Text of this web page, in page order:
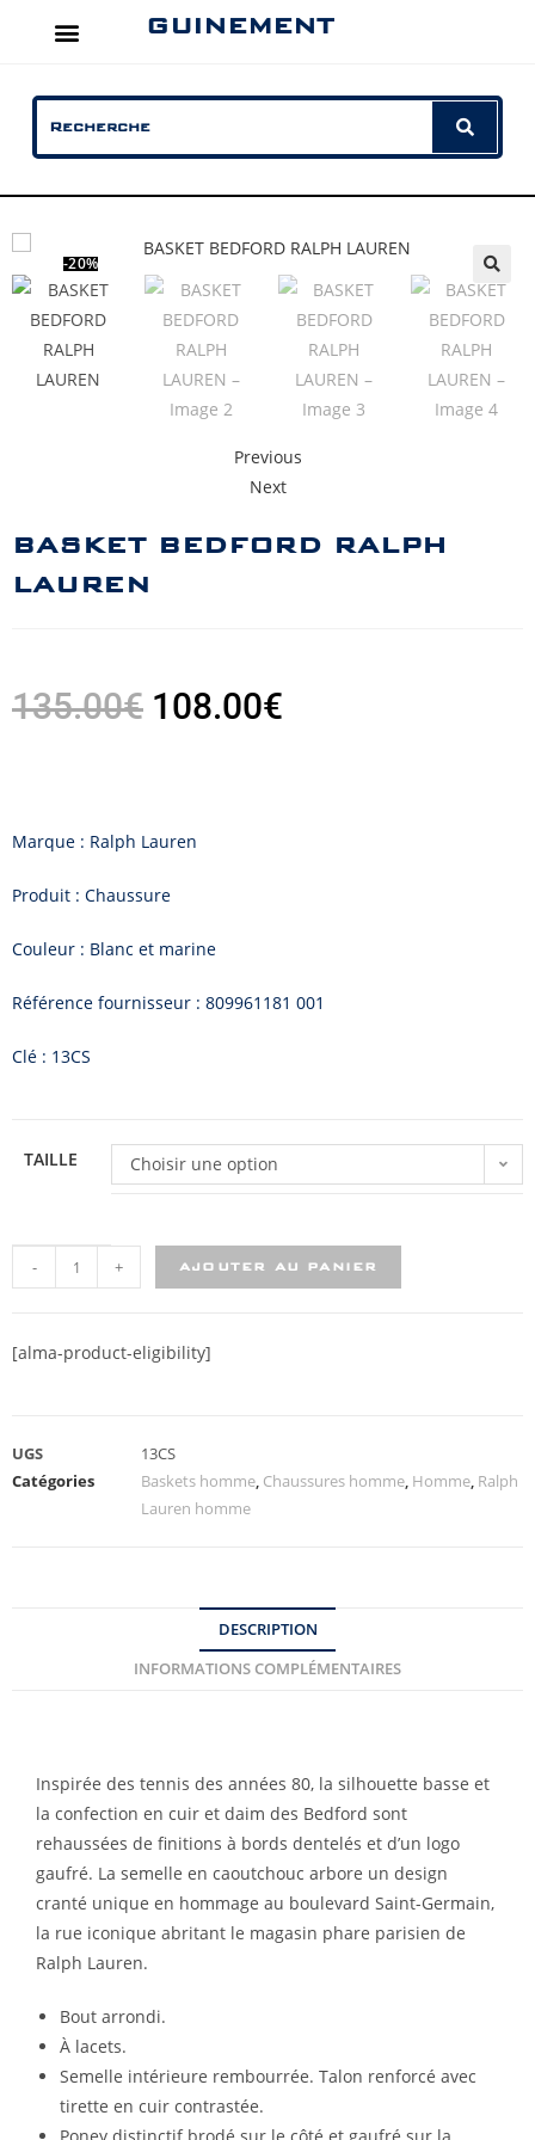
GUINEMENT
-20%
Previous
Next
BASKET BEDFORD RALPH
LAUREN
135.00€ 108.00€
Marque : Ralph Lauren
Produit : Chaussure
Couleur : Blanc et marine
Référence fournisseur : 809961181 001
Clé : 13CS
TAILLE Choisir une option
- + AJOUTER AU PANIER
[alma-product-eligibility]
UGS
13CS
Catégories
Baskets homme, Chaussures homme, Homme, Ralph
Lauren homme
DESCRIPTION
INFORMATIONS COMPLÉMENTAIRES
Inspirée des tennis des années 80, la silhouette basse et
la confection en cuir et daim des Bedford sont
rehaussées de finitions à bords dentelés et d’un logo
gaufré. La semelle en caoutchouc arbore un design
cranté unique en hommage au boulevard Saint-Germain,
la rue iconique abritant le magasin phare parisien de
Ralph Lauren.
Bout arrondi.
À lacets.
Semelle intérieure rembourrée. Talon renforcé avec
tirette en cuir contrastée.